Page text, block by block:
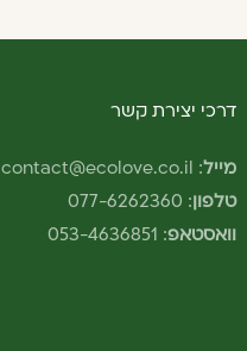
דרכי יצירת קשר
מייל:
contact@ecolove.co.il
טלפון :
077-6262360
וואסטאפ:
053-4636851